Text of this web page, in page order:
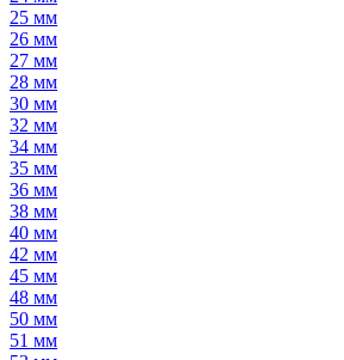
25 мм
26 мм
27 мм
28 мм
30 мм
32 мм
34 мм
35 мм
36 мм
38 мм
40 мм
42 мм
45 мм
48 мм
50 мм
51 мм